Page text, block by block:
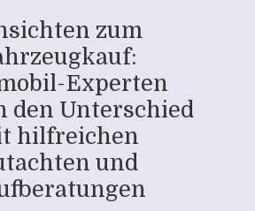
zum
Experten
den Unterschied
hilfreichen
und